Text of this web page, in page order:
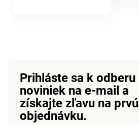
Prihláste sa k odberu
noviniek na e-mail a
získajte zľavu na prvú
objednávku.